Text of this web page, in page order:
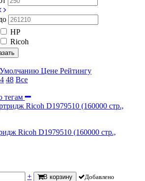
HP
Ricoh
Умолчанию Цене Рейтингу
48 Все
тегам
Ricoh D1979510 (160000 стр.,
+ В корзину Добавлено